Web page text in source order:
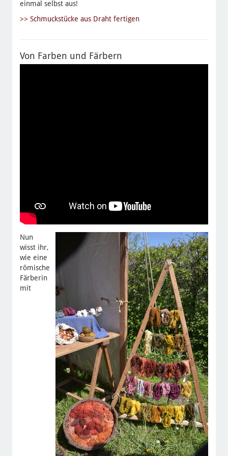
einmal selbst aus!
>> Schmuckstücke aus Draht fertigen
Von Farben und Färbern
Nun
wisst ihr,
wie eine
römische
Färberin
mit